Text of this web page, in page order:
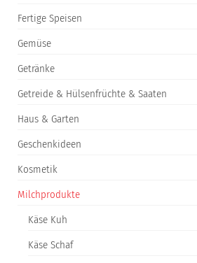
Fertige Speisen
Gemüse
Getränke
Getreide & Hülsenfrüchte & Saaten
Haus & Garten
Geschenkideen
Kosmetik
Milchprodukte
Käse Kuh
Käse Schaf